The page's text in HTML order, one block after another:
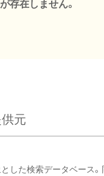
存在しません。
元
した検索データベース。